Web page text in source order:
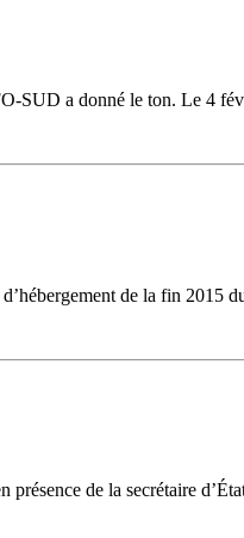
SUD a donné le ton. Le 4
de la fin 2015
de la secrétaire